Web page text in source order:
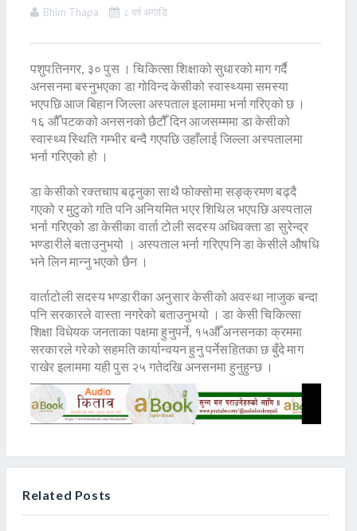
Bhim Thapa ८ वर्ष अगाडि
पशुपतिनगर, ३० पुस । चिकित्सा शिक्षाको सुधारको माग गर्दै
अनसनमा बस्नुभएका डा गोविन्द केसीको स्वास्थ्यमा समस्या
भएपछि आज बिहान जिल्ला अस्पताल इलाममा भर्ना गरिएको छ ।
१६ औँ पटकको अनसनको छैटौँ दिन आजसम्ममा डा केसीको
स्वास्थ्य स्थिति गम्भीर बन्दै गएपछि उहाँलाई जिल्ला अस्पतालमा
भर्ना गरिएको हो ।
डा केसीको रक्तचाप बढ्नुका साथै फोक्सोमा सङ्क्रमण बढ्दै
गएको र मुटुको गति पनि अनियमित भएर शिथिल भएपछि अस्पताल
भर्ना गरिएको डा केसीका वार्ता टोली सदस्य अधिवक्ता डा सुरेन्द्र
भण्डारीले बताउनुभयो । अस्पताल भर्ना गरिएपनि डा केसीले औषधि
भने लिन मान्नु भएको छैन ।
वार्ताटोली सदस्य भण्डारीका अनुसार केसीको अवस्था नाजुक बन्दा
पनि सरकारले वास्ता नगरेको बताउनुभयो । डा केसी चिकित्सा
शिक्षा विधेयक जनताका पक्षमा हुनुपर्ने, १५औँ अनसनका क्रममा
सरकारले गरेको सहमति कार्यान्वयन हुनु पर्नेसहितका छ बुँदे माग
राखेर इलाममा यही पुस २५ गतेदखि अनसनमा हुनुहुन्छ ।
Related Posts